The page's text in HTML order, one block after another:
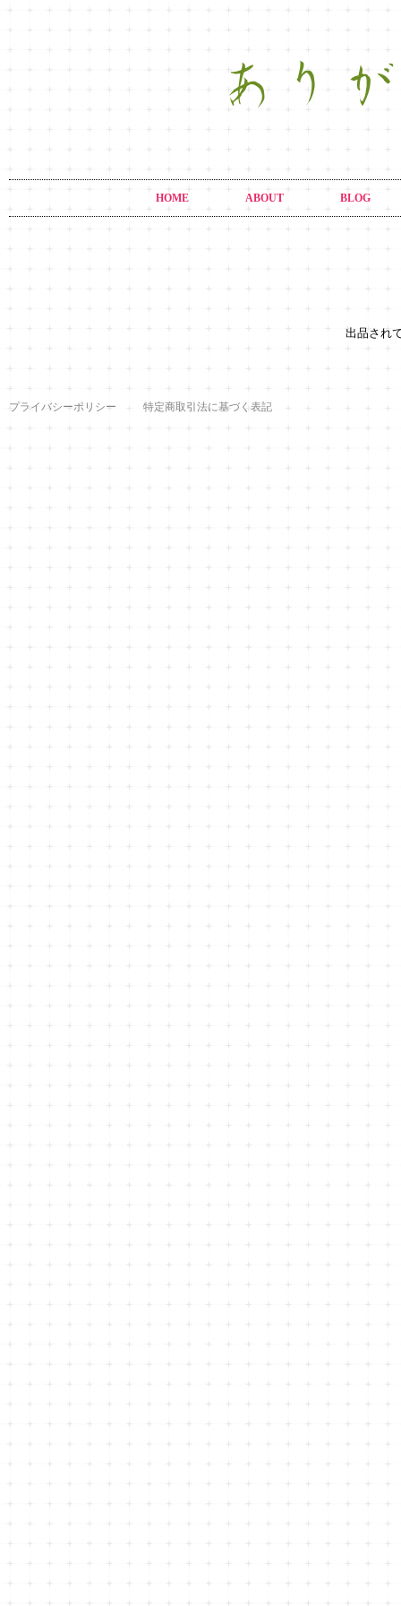
HOME ABOUT BLOG
出品され
プライバシーポリシー 特定商取引法に基づく表記